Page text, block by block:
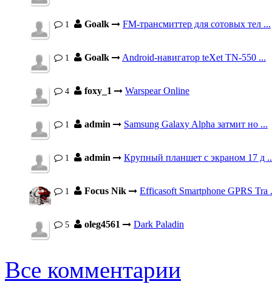
1 Goalk FM-трансмиттер для сотовых тел ...
1 Goalk Android-навигатор teXet TN-550 ...
4 foxy_1 Warspear Online
1 admin Samsung Galaxy Alpha затмит но ...
1 admin Крупный планшет с экраном 17 д
1 Focus Nik Efficasoft Smartphone GPRS Tra
5 oleg4561 Dark Paladin
Все комментарии